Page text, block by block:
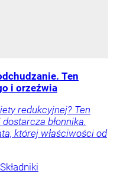
Ten
i orzeźwia
redukcyjnej? Ten
błonnika.
której właściwości od
Składniki